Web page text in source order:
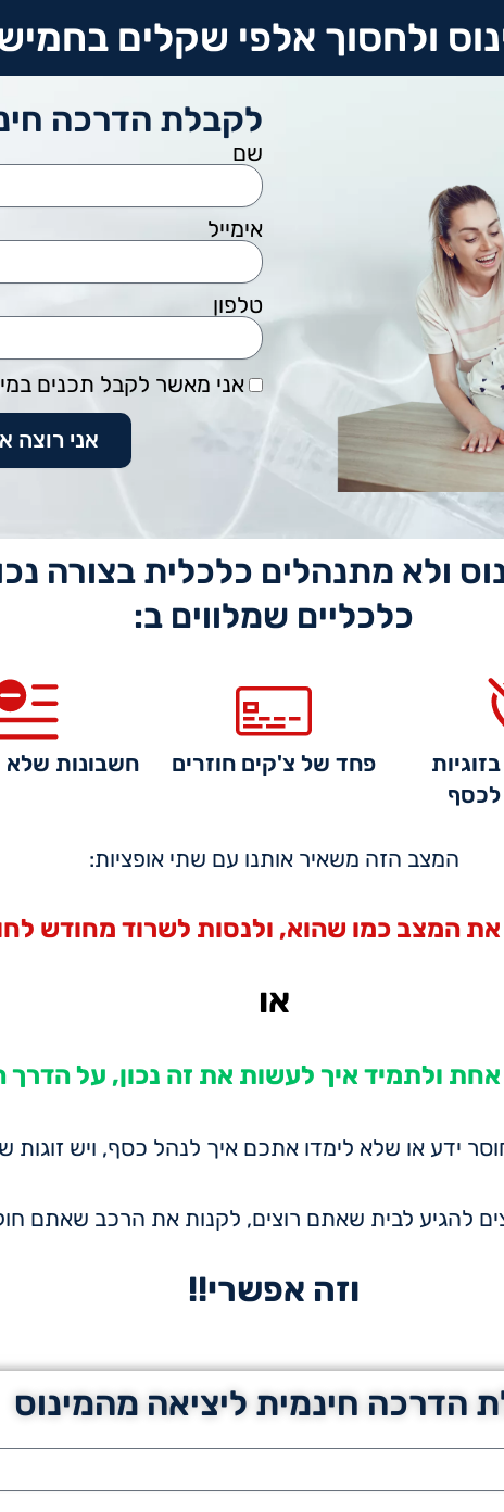
ולחסוך אלפי שקלים
לקבלת הדרכה
שם
אימייל
טלפון
אני מאשר לקבל תכנים
אני רוצה
ולא מתנהלים כלכלית בצורה
כלכליים שמלווים ב:
פחד של צ'קים חוזרים חשבונות שלא
המצב הזה משאיר אותנו עם שתי אופציות:
המצב כמו שהוא, ולנסות לשרוד מחודש
או
ולתמיד איך לעשות את זה נכון, על הדרך
ידע או שלא לימדו אתכם איך לנהל כסף, ויש
להגיע לבית שאתם רוצים, לקנות את הרכב שאתם
וזה אפשרי!!
הדרכה חינמית ליציאה מהמינוס